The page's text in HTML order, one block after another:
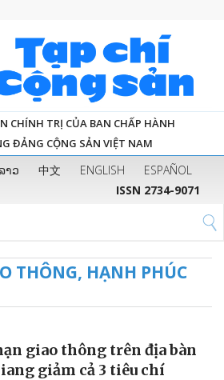
CHÍNH TRỊ CỦA BAN CHẤP HÀNH
ĐẢNG CỘNG SẢN VIỆT NAM
າວ 中文 ENGLISH
ESPAÑOL
ISSN 2734-9071
THÔNG, HẠNH PHÚC
giao thông trên địa bàn
giảm cả 3 tiêu chí